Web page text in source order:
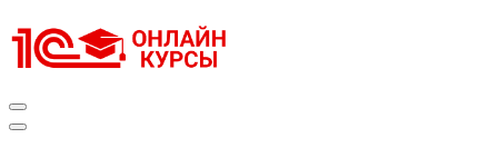
к
содержимому